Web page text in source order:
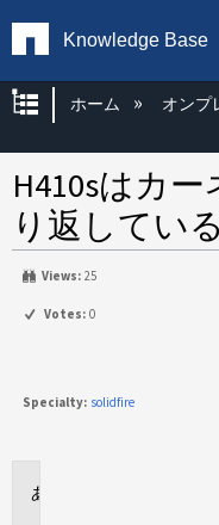
Knowledge Base
グローバル
ホーム オンプ
H410sはカ
り返している
Views: 25
Votes: 0
Specialty: solidfire